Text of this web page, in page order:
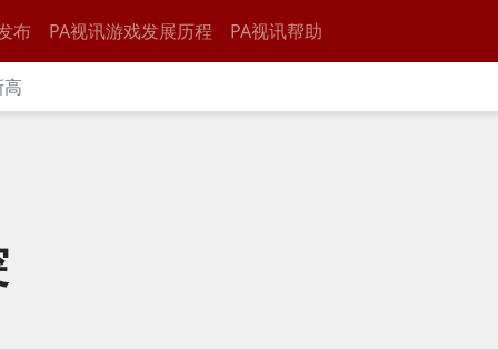
布 PA视讯游戏发展历程 PA视讯帮助